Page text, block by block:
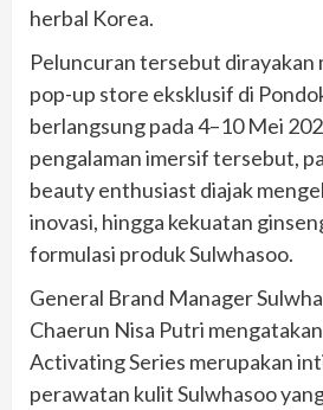
herbal Korea.
Peluncuran tersebut dirayakan
pop-up store eksklusif di
berlangsung pada 4–10 Mei
pengalaman imersif tersebut,
beauty enthusiast diajak
inovasi, hingga kekuatan
formulasi produk Sulwhasoo.
General Brand Manager
Chaerun Nisa Putri
Activating Series merupakan
perawatan kulit Sulwhasoo